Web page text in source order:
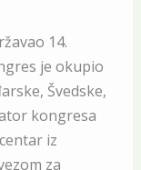
14.
je okupio
Švedske,
kongresa
iz
za